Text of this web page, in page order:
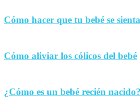
Cómo hacer que tu bebé se
Cómo aliviar los cólicos del bebé
¿Cómo es un bebé recién